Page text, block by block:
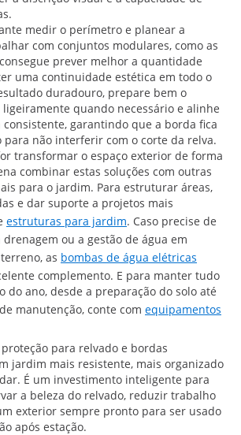
medir o perímetro e planear a
com conjuntos modulares, como as
prever melhor a quantidade
uma continuidade estética em todo o
duradouro, prepare bem o
quando necessário e alinhe
consistente, garantindo que a borda fica
para não interferir com o corte da relva.
transformar o espaço exterior de forma
combinar estas soluções com outras
para o jardim. Para estruturar áreas,
e dar suporte a projetos mais
estruturas para jardim. Caso precise de
ou a gestão de água em
as bombas de água elétricas
complemento. E para manter tudo
do ano, desde a preparação do solo até
manutenção, conte com equipamentos
para relvado e bordas
jardim mais resistente, mais organizado
É um investimento inteligente para
a beleza do relvado, reduzir trabalho
exterior sempre pronto para ser usado
após estação.